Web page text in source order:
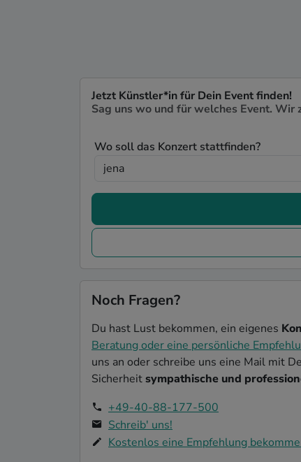
Jetzt Künstler*in für Dein Event finden!
Sag uns wo und für welches Event.
Wo soll das Konzert stattfinden?
Noch Fragen?
Du hast Lust bekommen, ein eigenes
Beratung oder eine persönliche
uns an oder schreibe uns eine Mail mit
Sicherheitsympathische und
+49-40-88-177-500
Schreib' uns!
Kostenlos eine Empfehlung